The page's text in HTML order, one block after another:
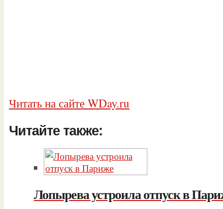
Читать на сайте WDay.ru
Читайте также:
Лопырева устроила отпуск в